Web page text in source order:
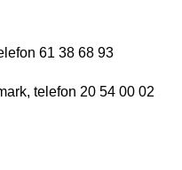
61 38 68 93
telefon 20 54 00 02